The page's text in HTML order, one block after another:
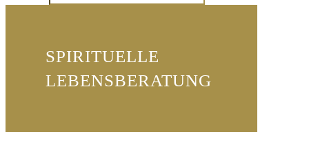
SPIRITUELLE
LEBENSBERATUNG